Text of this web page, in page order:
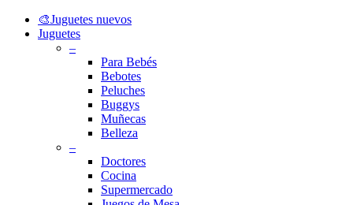
Close
Menu
🎨Juguetes nuevos
Juguetes
–
Para Bebés
Bebotes
Peluches
Buggys
Muñecas
Belleza
–
Doctores
Cocina
Supermercado